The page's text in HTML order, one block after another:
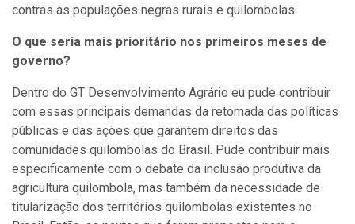
contras as populações negras rurais e quilombolas.
O que seria mais prioritário nos primeiros meses de
governo?
Dentro do GT Desenvolvimento Agrário eu pude contribuir
com essas principais demandas da retomada das políticas
públicas e das ações que garantem direitos das
comunidades quilombolas do Brasil. Pude contribuir mais
especificamente com o debate da inclusão produtiva da
agricultura quilombola, mas também da necessidade de
titularização dos territórios quilombolas existentes no